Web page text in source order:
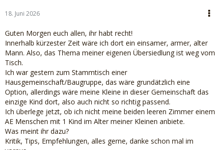
18. Juni 2026
Guten Morgen euch allen, ihr habt recht!
Innerhalb kürzester Zeit wäre ich dort ein einsamer, armer, alter
Mann. Also, das Thema meiner eigenen Übersiedlung ist weg vom
Tisch.
Ich war gestern zum Stammtisch einer
Hausgemeinschaft/Baugruppe, das wäre grundätzlich eine
Option, allerdings wäre meine Kleine in dieser Gemeinschaft das
einzige Kind dort, also auch nicht so richtig passend.
Ich überlege jetzt, ob ich nicht meine beiden leeren Zimmer einem
AE Menschen mit 1 Kind im Alter meiner Kleinen anbiete.
Was meint ihr dazu?
Kritik, Tips, Empfehlungen, alles gerne, danke schon mal im